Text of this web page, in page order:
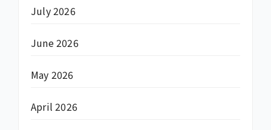
July 2026
June 2026
May 2026
April 2026